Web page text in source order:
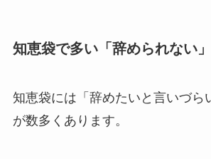
知恵袋で多い「辞められない
知恵袋には「辞めたいと言いづら
が数多くあります。